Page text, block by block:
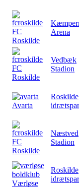
FC
Roskilde
Arena
FC
Roskilde
Vedbæk
Stadion
Avarta
Roskilde
FC
Roskilde
Næstved
Stadion
Værløse
Roskilde